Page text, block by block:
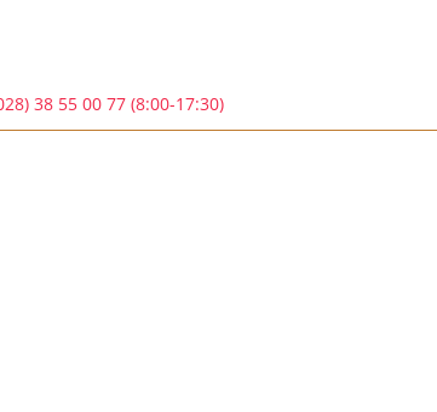
38 55 00 77 (8:00-17:30)